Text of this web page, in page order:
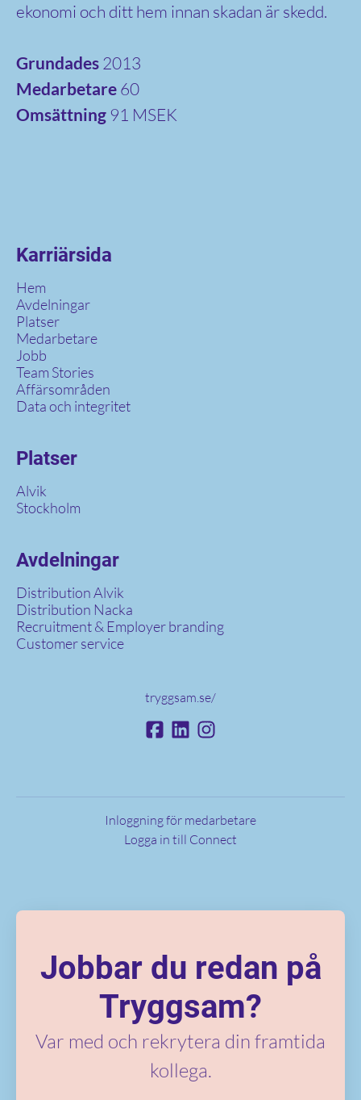
ekonomi och ditt hem innan skadan är skedd.
Grundades 2013
Medarbetare 60
Omsättning 91 MSEK
Karriärsida
Hem
Avdelningar
Platser
Medarbetare
Jobb
Team Stories
Affärsområden
Data och integritet
Platser
Alvik
Stockholm
Avdelningar
Distribution Alvik
Distribution Nacka
Recruitment & Employer branding
Customer service
tryggsam.se/
Inloggning för medarbetare
Logga in till Connect
Jobbar du redan på
Tryggsam?
Var med och rekrytera din framtida
kollega.